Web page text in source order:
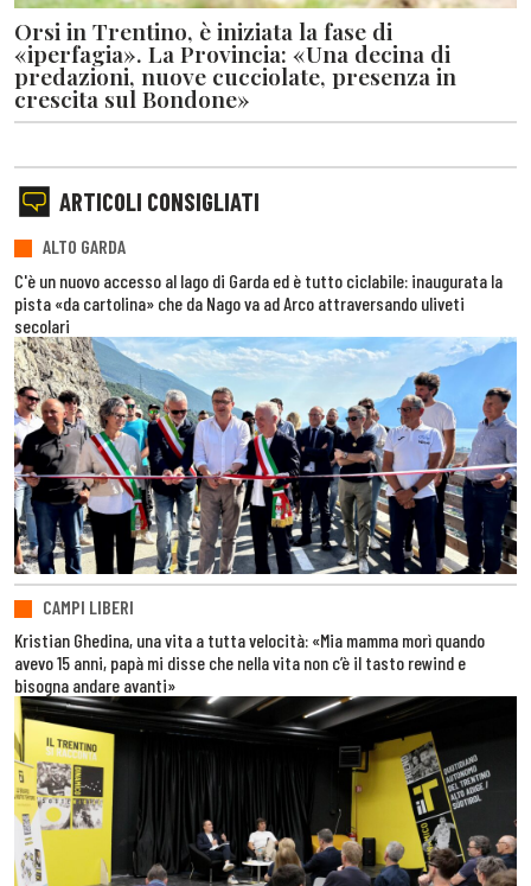
Orsi in Trentino, è iniziata la fase di
«iperfagia». La Provincia: «Una decina di
predazioni, nuove cucciolate, presenza in
crescita sul Bondone»
ARTICOLI CONSIGLIATI
ALTO GARDA
C'è un nuovo accesso al lago di Garda ed è tutto ciclabile: inaugurata la
pista «da cartolina» che da Nago va ad Arco attraversando uliveti
secolari
CAMPI LIBERI
Kristian Ghedina, una vita a tutta velocità: «Mia mamma morì quando
avevo 15 anni, papà mi disse che nella vita non c’è il tasto rewind e
bisogna andare avanti»